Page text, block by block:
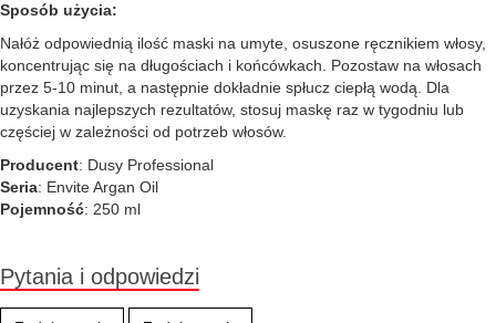
Sposób użycia:
Nałóż odpowiednią ilość maski na umyte, osuszone ręcznikiem włosy,
koncentrując się na długościach i końcówkach. Pozostaw na włosach
przez 5-10 minut, a następnie dokładnie spłucz ciepłą wodą. Dla
uzyskania najlepszych rezultatów, stosuj maskę raz w tygodniu lub
częściej w zależności od potrzeb włosów.
Producent: Dusy Professional
Seria: Envite Argan Oil
Pojemność: 250 ml
Pytania i odpowiedzi